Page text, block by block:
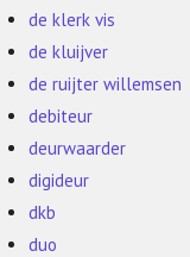
de klerk vis
de kluijver
de ruijter willemsen
debiteur
deurwaarder
digideur
dkb
duo